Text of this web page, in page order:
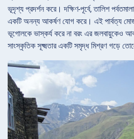
ভূদৃশ্য প্রদর্শন করে। দক্ষিণ-পূর্বে, তালিশ
একটি অনন্য আকর্ষণ যোগ করে। এই পার্বত্য
ভূগোলকে ভাস্কর্য করে না বরং এর জলবায়ুকেও
সাংস্কৃতিক সূক্ষ্মতার একটি সমৃদ্ধ মিশ্রণ গড়ে